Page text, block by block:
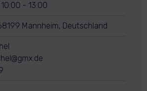
- 13:00
Mannheim, Deutschland